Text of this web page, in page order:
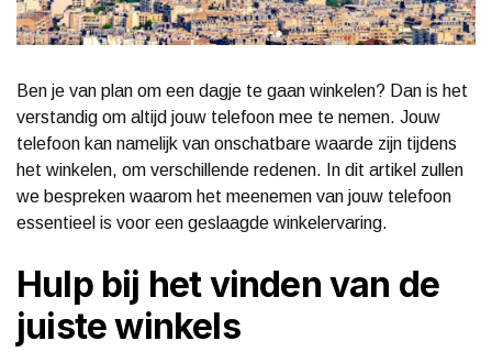
Ben je van plan om een dagje te gaan winkelen? Dan is het
verstandig om altijd jouw telefoon mee te nemen. Jouw
telefoon kan namelijk van onschatbare waarde zijn tijdens
het winkelen, om verschillende redenen. In dit artikel zullen
we bespreken waarom het meenemen van jouw telefoon
essentieel is voor een geslaagde winkelervaring.
Hulp bij het vinden van de
juiste winkels